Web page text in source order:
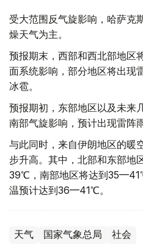
受大范围反气旋影响，哈萨克
燥天气为主。
预报期末，西部和西北部地区
面系统影响，部分地区将出现
冰雹。
预报期初，东部地区以及未来
南部气旋影响，预计出现雷阵
与此同时，来自伊朗地区的暖
步升高。其中，北部和东部
39℃，南部地区将达到
温预计达到36—41℃。
天气 国家气象总局 社会